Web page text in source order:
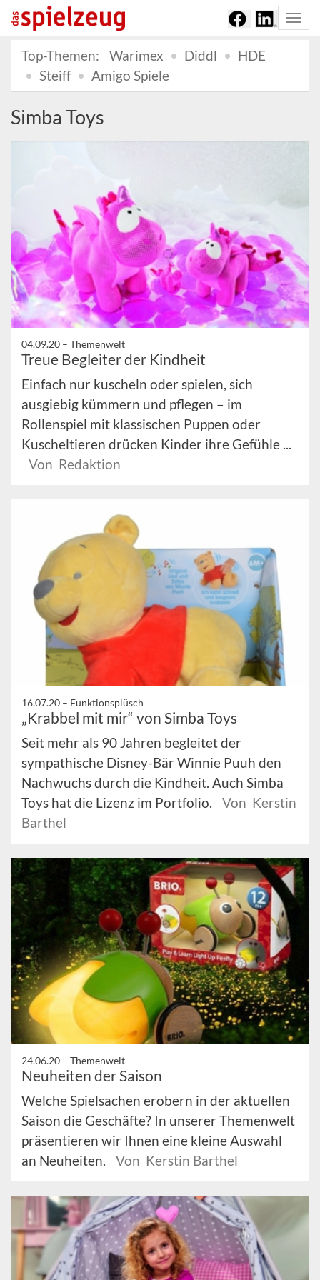
Top-Themen:
Warimex Diddl
HDE
Steiff
Amigo Spiele
Simba Toys
04.09.20 – Themenwelt
Treue Begleiter der Kindheit
Einfach nur kuscheln oder spielen, sich
ausgiebig kümmern und pflegen – im
Rollenspiel mit klassischen Puppen oder
Kuscheltieren drücken Kinder ihre Gefühle ...
Von Redaktion
16.07.20 – Funktionsplüsch
„Krabbel mit mir“ von Simba Toys
Seit mehr als 90 Jahren begleitet der
sympathische Disney-Bär Winnie Puuh den
Nachwuchs durch die Kindheit. Auch Simba
Toys hat die Lizenz im Portfolio.
Von Kerstin
Barthel
24.06.20 – Themenwelt
Neuheiten der Saison
Welche Spielsachen erobern in der aktuellen
Saison die Geschäfte? In unserer Themenwelt
präsentieren wir Ihnen eine kleine Auswahl
an Neuheiten.
Von Kerstin Barthel